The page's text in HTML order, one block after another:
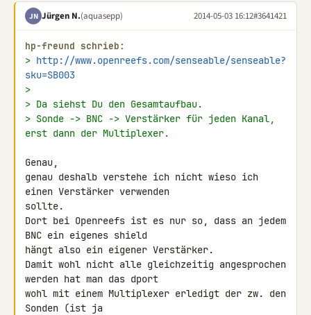
JN Jürgen N.(aquasepp) 2014-05-03 16:12#3641421
hp-freund schrieb:
> http://www.openreefs.com/senseable/senseable?
sku=SB003
>
> Da siehst Du den Gesamtaufbau.
> Sonde -> BNC -> Verstärker für jeden Kanal,
erst dann der Multiplexer.
Genau,
genau deshalb verstehe ich nicht wieso ich
einen Verstärker verwenden
sollte.
Dort bei Openreefs ist es nur so, dass an jedem
BNC ein eigenes shield
hängt also ein eigener Verstärker.
Damit wohl nicht alle gleichzeitig angesprochen
werden hat man das dport
wohl mit einem Multiplexer erledigt der zw. den
Sonden (ist ja